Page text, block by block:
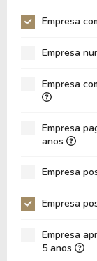
ROE
ROIC
ROA
Dívida Líquida
Dívida
Patrimônio /
Passivos /
CAGR
Empresa
Empresa
Empresa
Empresa
anos
Empresa
Empresa
Empresa
5 anos